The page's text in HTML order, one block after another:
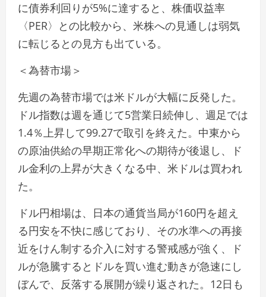
に債券利回りが5%に達すると、株価収益率
〈PER〉との比較から、米株への見通しは弱気
に転じるとの見方も出ている。
＜為替市場＞
先週の為替市場では米ドルが大幅に反発した。
ドル指数は週を通じて5営業日続伸し、週足では
1.4％上昇して99.27で取引を終えた。中東から
の原油供給の早期正常化への期待が後退し、ド
ル金利の上昇が大きくなる中、米ドルは買われ
た。
ドル円相場は、日本の通貨当局が160円を超え
る円安を不快に感じており、その水準への再接
近をけん制する介入に対する警戒感が強く、ド
ルが急騰するとドルを買い進む動きが急速にし
ぼんで、反落する展開が繰り返された。12日も